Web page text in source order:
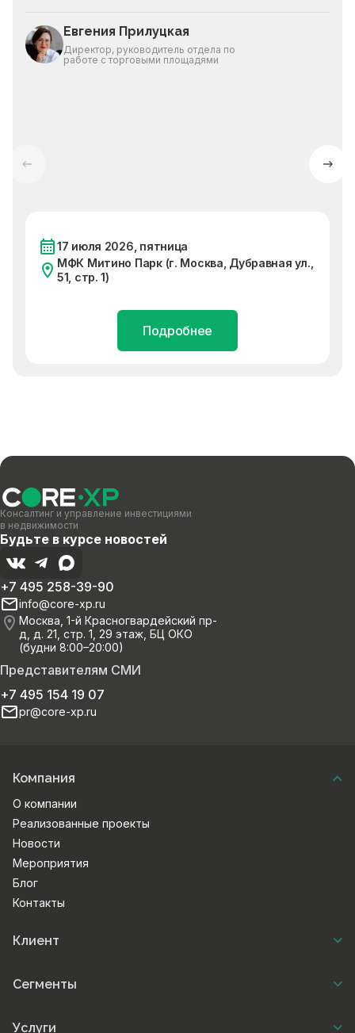
Евгения Прилуцкая
Директор, руководитель отдела по
работе с торговыми площадями
17 июля 2026, пятница
МФК Митино Парк (г. Москва, Дубравная ул.,
51, стр. 1)
Подробнее
Консалтинг и управление инвестициями
в недвижимости
Будьте в курсе новостей
Представителям СМИ
+7 495 154 19 07
pr@core-xp.ru
+7 495 258-39-90
info@core-xp.ru
Москва, 1-й Красногвардейский пр-
д, д. 21, стр. 1, 29 этаж, БЦ ОКО
(будни 8:00–20:00)
Компания
О компании
Реализованные проекты
Новости
Мероприятия
Блог
Контакты
Клиент
Сегменты
Услуги